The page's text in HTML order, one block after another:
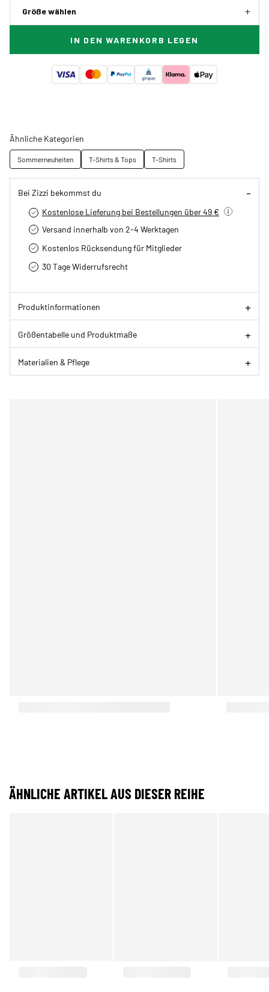
Größe wählen
IN DEN WARENKORB LEGEN
Ähnliche Kategorien
Sommerneuheiten T-Shirts & Tops T-Shirts
Bei Zizzi bekommst du
Kostenlose Lieferung bei Bestellungen über 49 €
Versand innerhalb von 2-4 Werktagen
Kostenlos Rücksendung für Mitglieder
30 Tage Widerrufsrecht
Produktinformationen
Größentabelle und Produktmaße
Materialien & Pflege
ÄHNLICHE ARTIKEL AUS DIESER REIHE